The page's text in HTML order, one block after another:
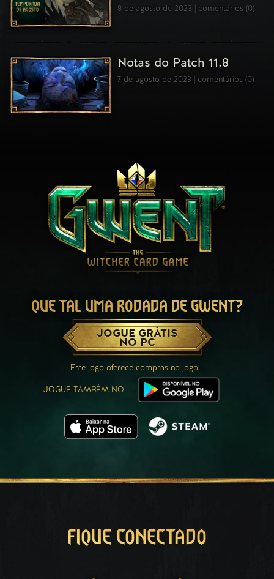
8 de agosto de 2023 comentários (0)
Notas do Patch 11.8
7 de agosto de 2023 comentários (0)
QUE TAL UMA RODADA DE GWENT?
JOGUE GRÁTIS
NO PC
Este jogo oferece compras no jogo
JOGUE TAMBÉM NO:
FIQUE CONECTADO